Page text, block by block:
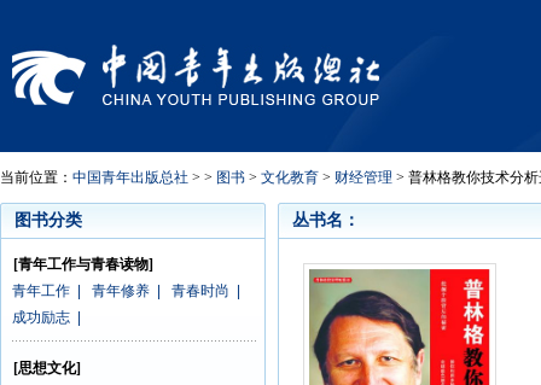
当前位置： 中国青年出版总社 > > 图书 > 文化教育 > 财经管理 > 普林格教你技术分
图书分类
[青年工作与青春读物]
青年工作
青年修养 青春时尚
成功励志
[思想文化]
丛书名：